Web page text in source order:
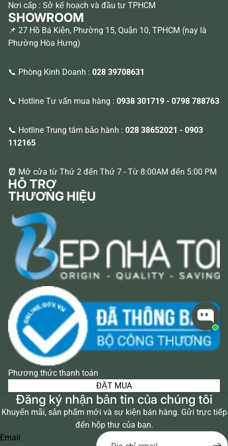
Nơi cấp : Sở kế hoạch và đầu tư TPHCM
SHOWROOM
📌 27 Hồ Bá Kiện, Phường 15, Quận 10, TPHCM (nay là
Phường Hòa Hưng)
📞 Phòng Kinh Doanh : 028 39708631
📞 Hotline Tư vấn mua hàng : 0938 301719 - 0798 788763
📞 Hotline Trung tâm bảo hành : 028 38652021 - 0903
112165
⏰ Mở cửa từ Thứ 2 đến Thứ 7 - Từ 8:00AM đến 5:00 PM
HỖ TRỢ
THƯƠNG HIỆU
Phương thức thanh toán
ĐẶT MUA
Đăng ký nhận bản tin của chúng tôi
Khuyến mãi, sản phẩm mới và sự kiện bán hàng. Gửi trực tiếp
đến hộp thư của bạn.
Email